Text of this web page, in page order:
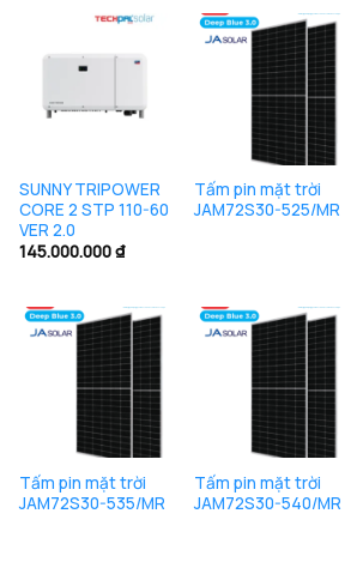
SUNNY TRIPOWER
CORE 2 STP 110-60
VER 2.0
145.000.000₫
Tấm pin mặt trời
JAM72S30-525/MR
Tấm pin mặt trời
JAM72S30-535/MR
Tấm pin mặt trời
JAM72S30-540/MR